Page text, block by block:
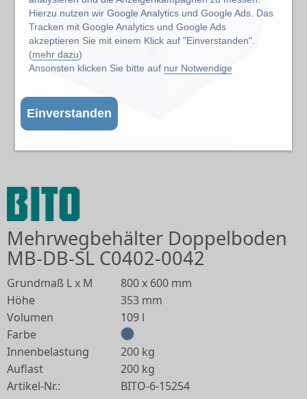
Hierzu nutzen wir Google Analytics und Google Ads. Das
Tracken mit Google Analytics und Google Ads
akzeptieren Sie mit einem Klick auf "Einverstanden".
(mehr dazu)
Ansonsten klicken Sie bitte auf nur Notwendige
Einverstanden
Mehrwegbehälter Doppelboden
MB-DB-SL C0402-0042
Grundmaß L x M
800 x 600 mm
Höhe
353 mm
Volumen
109 l
Farbe
Innenbelastung
200 kg
Auflast
200 kg
Artikel-Nr.:
BITO-6-15254